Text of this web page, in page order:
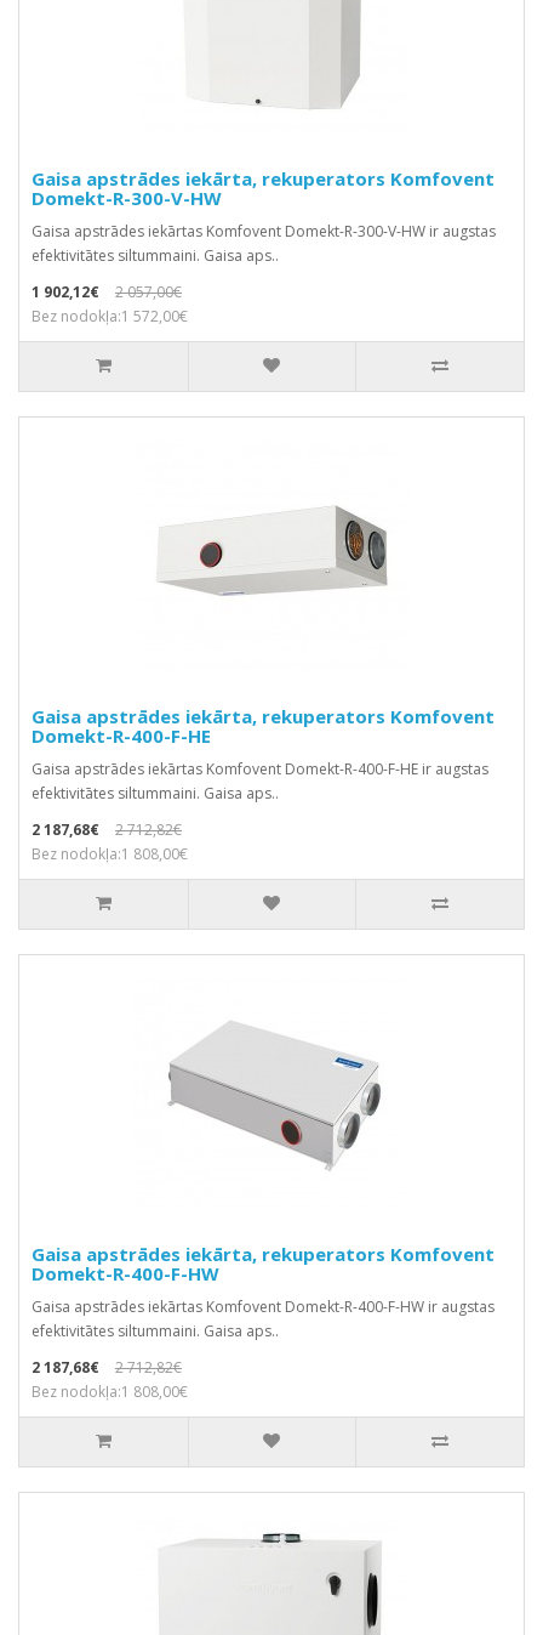
Gaisa apstrādes iekārta, rekuperators Komfovent
Domekt-R-300-V-HW
Gaisa apstrādes iekārtas Komfovent Domekt-R-300-V-HW ir augstas
efektivitātes siltummaini. Gaisa aps..
1 902,12€
2 057,00€
Bez nodokļa:1 572,00€
Gaisa apstrādes iekārta, rekuperators Komfovent
Domekt-R-400-F-HE
Gaisa apstrādes iekārtas Komfovent Domekt-R-400-F-HE ir augstas
efektivitātes siltummaini. Gaisa aps..
2 187,68€
2 712,82€
Bez nodokļa:1 808,00€
Gaisa apstrādes iekārta, rekuperators Komfovent
Domekt-R-400-F-HW
Gaisa apstrādes iekārtas Komfovent Domekt-R-400-F-HW ir augstas
efektivitātes siltummaini. Gaisa aps..
2 187,68€
2 712,82€
Bez nodokļa:1 808,00€